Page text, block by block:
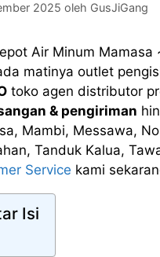
2025 oleh GusJiGang
Air Minum Mamasa
matinya outlet
toko agen distributor
& pengiriman
Mambi, Messawa,
Tanduk Kalua,
Service kami
Isi